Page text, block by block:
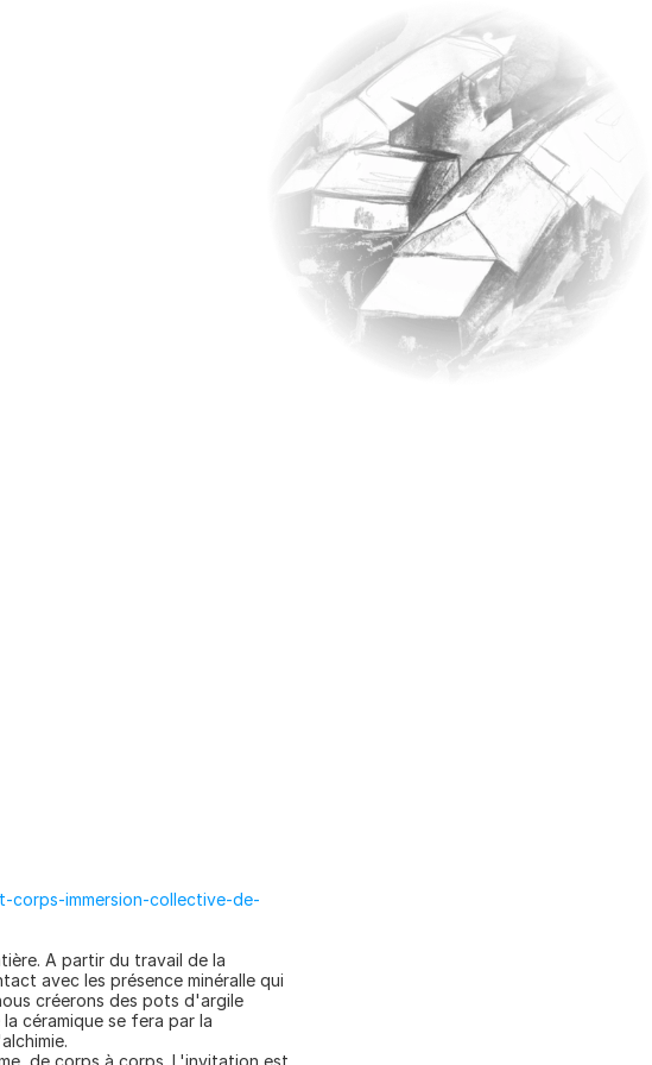
corps-immersion-collective-de-
A partir du travail de la
avec les présence minéralle qui
créerons des pots d'argile
céramique se fera par la
de corps à corps. L'invitation est